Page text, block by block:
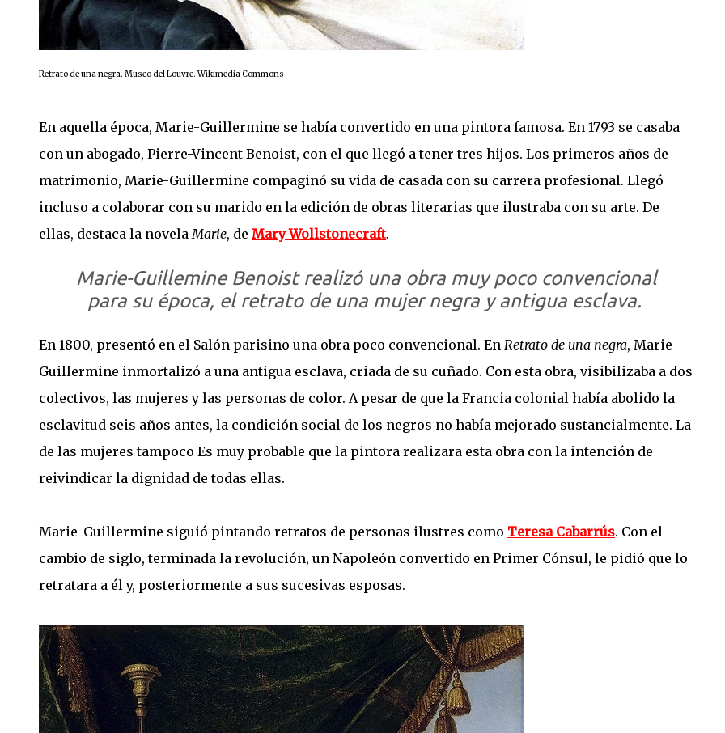
Retrato de una negra. Museo del Louvre. Wikimedia Commons
En aquella época, Marie-Guillermine se había convertido en una pintora famosa. En 1793 se casaba
con un abogado, Pierre-Vincent Benoist, con el que llegó a tener tres hijos. Los primeros años de
matrimonio, Marie-Guillermine compaginó su vida de casada con su carrera profesional. Llegó
incluso a colaborar con su marido en la edición de obras literarias que ilustraba con su arte. De
ellas, destaca la novelaMarie, de Mary Wollstonecraft.
Marie-Guillemine Benoist realizó una obra muy poco convencional
para su época, el retrato de una mujer negra y antigua esclava.
En 1800, presentó en el Salón parisino una obra poco convencional. En Retrato de una negra, Marie-
Guillermine inmortalizó a una antigua esclava, criada de su cuñado. Con esta obra, visibilizaba a dos
colectivos, las mujeres y las personas de color. A pesar de que la Francia colonial había abolido la
esclavitud seis años antes, la condición social de los negros no había mejorado sustancialmente. La
de las mujeres tampoco Es muy probable que la pintora realizara esta obra con la intención de
reivindicar la dignidad de todas ellas.
Marie-Guillermine siguió pintando retratos de personas ilustres como Teresa Cabarrús. Con el
cambio de siglo, terminada la revolución, un Napoleón convertido en Primer Cónsul, le pidió que lo
retratara a él y, posteriormente a sus sucesivas esposas.